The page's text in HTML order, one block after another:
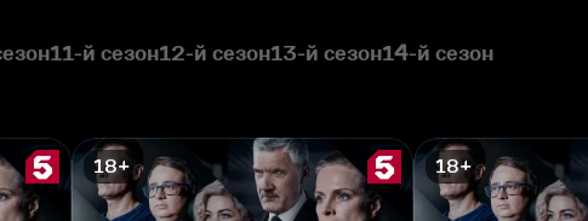
11-й сезон12-й сезон13-й сезон14-й сезон
18+ 18+